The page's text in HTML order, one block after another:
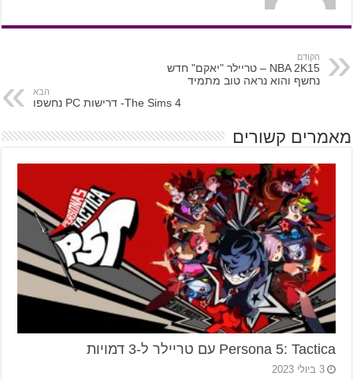
הקודם
NBA 2K15 – טריילר "יאקם" חדש
נחשף והוא נראה טוב מתמיד
הבא
The Sims 4- דרישות PC נחשפו
מאמרים קשורים
Persona 5: Tactica עם טריילר ל-3 דמויות
3 ביולי 2023